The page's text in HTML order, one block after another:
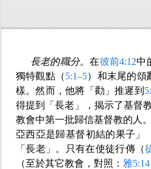
長老的職分。在彼前4:12中
獨特觀點（5:1–5）和末尾的頌
樣。然而，他將「勸」推遲到
得提到「長老」，揭示了基督
教會中第一批歸信基督教的人
亞西亞是歸基督初結的果子」
「長老」。只有在使徒行傳（
（至於其它教會，對照： 雅5:14